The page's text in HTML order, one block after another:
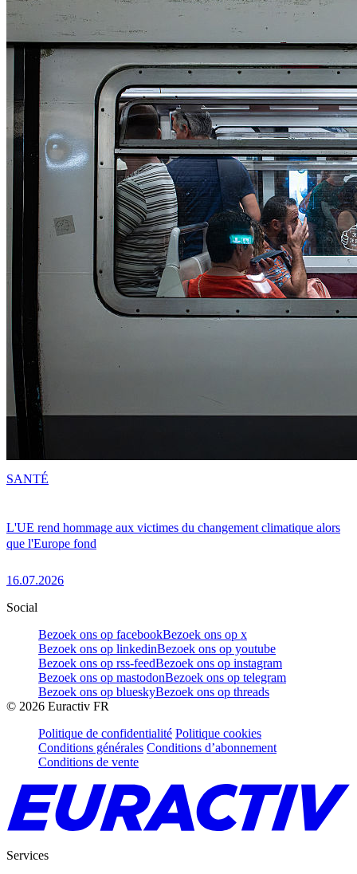
L'UE rend hommage aux victimes du changement climatique alors
que l'Europe fond
16.07.2026
SANTÉ
Social
Bezoek ons op facebookBezoek ons op x
Bezoek ons op linkedinBezoek ons op youtube
Bezoek ons op rss-feedBezoek ons op instagram
Bezoek ons op mastodonBezoek ons op telegram
Bezoek ons op blueskyBezoek ons op threads
© 2026 Euractiv FR
Politique de confidentialité Politique cookies
Conditions générales Conditions d’abonnement
Conditions de vente
Services